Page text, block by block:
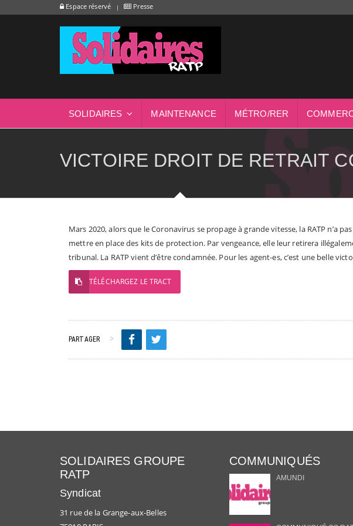
Espace réservé Presse
SOLIDAIRES MAINTENANCE MÉTRO/RER
VICTOIRE DROIT DE RETRAIT
Mars 2020, alors que le Coronavirus se propage à grande vitesse, la RATP n’a
mettre en place des kits de protection. Par vengeance, elle leur retirera
tribunal. La RATP vient d’être condamnée. Pour les agent-es, c’est une belle
TÉLÉCHARGEZ LE TRACT
PARTAGER
SOLIDAIRES GROUPE
RATP
Syndicat
31 rue de la Grange-aux-Belles
COMMUNIQUÉS
AMUNDI